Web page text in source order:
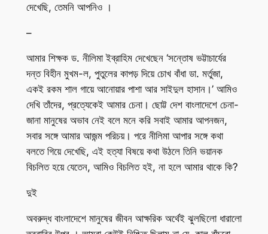
দেখেছি, তেমনি আপনিও ।
–
আমার শিক্ষক ড. নীলিমা ইব্রাহিম দেখেছেন ‘সন্তোষ ভট্টাচার্যের
দন্ত বিহীন মুখম-ল, পুতুলের কাপড় দিয়ে চোখ বাঁধা ডা. মর্তুজা,
একই রকম শাল গায়ে আনোয়ার পাশা আর সাইদুল হাসান।’ আমিও
দেখি তাঁদের, প্রত্যেকেই আমার চেনা। ছোট্ট দেশ বাংলাদেশে চেনা-
জানা মানুষের অভাব নেই বলে মনে করি সবাই আমার আপনজন,
সবার সঙ্গে আমার আজন্ম পরিচয়। পরে নীলিমা আপার সঙ্গে কথা
বলতে গিয়ে দেখেছি, এই হত্যা বিষয়ে কথা উঠলে তিনি ভয়ানক
বিচলিত হয়ে যেতেন, আমিও বিচলিত হই, না হলে আমার থাকে কি?
দুই
অবরুদ্ধ বাংলাদেশে মানুষের জীবন আক্ষরিক অর্থেই ঝুলছিলো ধারালো